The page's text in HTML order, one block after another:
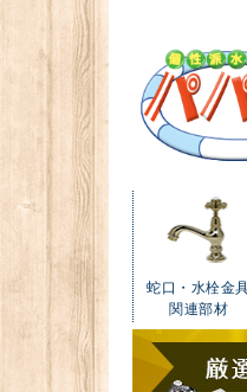
蛇口・水栓金
関連部材